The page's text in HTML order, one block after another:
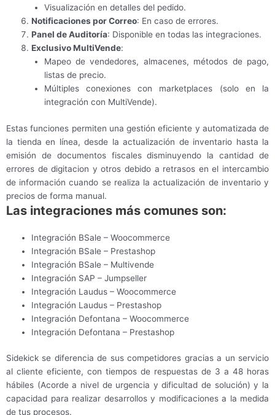
Visualización en detalles del pedido.
Notificaciones por Correo: En caso de errores.
Panel de Auditoría: Disponible en todas las integraciones.
Exclusivo MultiVende:
Mapeo de vendedores, almacenes, métodos de pago,
listas de precio.
Múltiples conexiones con marketplaces (solo en la
integración con MultiVende).
Estas funciones permiten una gestión eficiente y automatizada de
la tienda en línea, desde la actualización de inventario hasta la
emisión de documentos fiscales disminuyendo la cantidad de
errores de digitacion y otros debido a retrasos en el intercambio
de información cuando se realiza la actualización de inventario y
precios de forma manual.
Las integraciones más comunes son:
Integración BSale – Woocommerce
Integración BSale – Prestashop
Integración BSale – Multivende
Integración SAP – Jumpseller
Integración Laudus – Woocommerce
Integración Laudus – Prestashop
Integración Defontana – Woocommerce
Integración Defontana – Prestashop
Sidekick se diferencia de sus competidores gracias a un servicio
al cliente eficiente, con tiempos de respuestas de 3 a 48 horas
hábiles (Acorde a nivel de urgencia y dificultad de solución) y la
capacidad para realizar desarrollos y modificaciones a la medida
de tus procesos.